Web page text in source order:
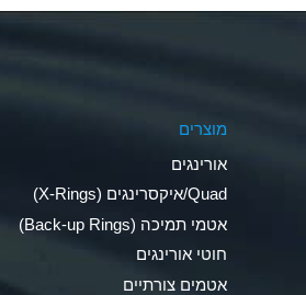
Ammonia Anhydrous
Ammonia Gas (hot)
Carbonate (Aqueous)
מוצרים
אורינגים
Quad/איקסרינגים (X-Rings)
אטמי תמיכה (Back-up Rings)
חוטי אורינגים
אטמים צורתיים